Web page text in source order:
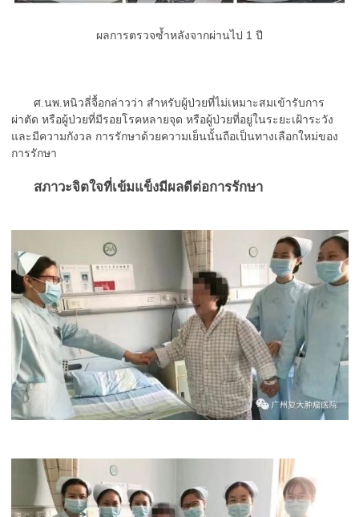
ผลการตรวจซ้ำหลังจากผ่านไป 1 ปี
ศ.นพ.หนิวลี่จื้อกล่าวว่า สำหรับผู้ป่วยที่ไม่เหมาะสมเข้ารับการ
ผ่าตัด หรือผู้ป่วยที่มีรอยโรคหลายจุด หรือผู้ป่วยที่อยู่ในระยะเฝ้าระวัง
และมีความกังวล การรักษาด้วยความเย็นนั้นถือเป็นทางเลือกใหม่ของ
การรักษา
สภาวะจิตใจที่เข้มแข็งมีผลดีต่อการรักษา